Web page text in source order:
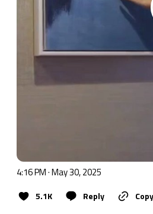
4:16 PM · May 30, 2025
5.1K Reply